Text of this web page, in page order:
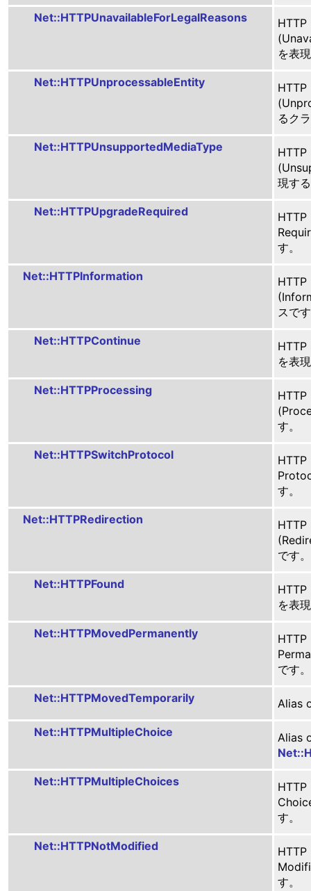
Net::HTTPUnavailableForLegalReasons
HTTP
を表
Net::HTTPUnprocessableEntity
HTTP
るク
Net::HTTPUnsupportedMediaType
HTTP
現す
Net::HTTPUpgradeRequired
す。
Net::HTTPInformation
HTTP
スで
Net::HTTPContinue
HTTP
を表
Net::HTTPProcessing
HTTP
す。
Net::HTTPSwitchProtocol
HTTP
す。
Net::HTTPRedirection
HTTP
です。
Net::HTTPFound
HTTP
を表
Net::HTTPMovedPermanently
HTTP
です。
Net::HTTPMovedTemporarily Alias
Net::HTTPMultipleChoice
Alias
Net::HTTPMultipleChoices
す。
Net::HTTPNotModified
す。